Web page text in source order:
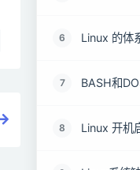
6 Linux 的体
7 BASH和
8 Linux 开机